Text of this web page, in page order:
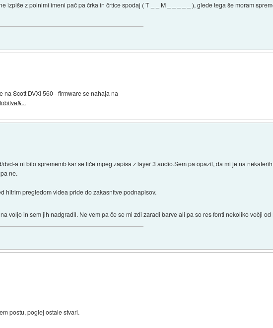
izpiše z polnimi imeni pač pa črka in črtice spodaj ( T _ _ M _ _ _ _ _ ), glede tega še moram
na Scott DVXI 560 - firmware se nahaja na
a ni bilo sprememb kar se tiče mpeg zapisa z layer 3 audio.Sem pa opazil, da mi je na
ne.
hitrim pregledom videa pride do zakasnitve podnapisov.
voljo in sem jih nadgradil. Ne vem pa če se mi zdi zaradi barve ali pa so res fonti nekoliko večji od
postu, poglej ostale stvari.